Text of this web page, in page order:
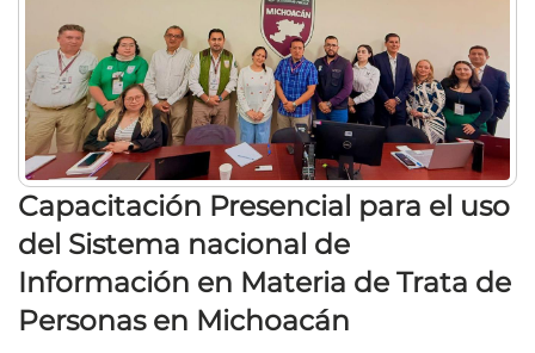
Capacitación Presencial para el uso
del Sistema nacional de
Información en Materia de Trata de
Personas en Michoacán